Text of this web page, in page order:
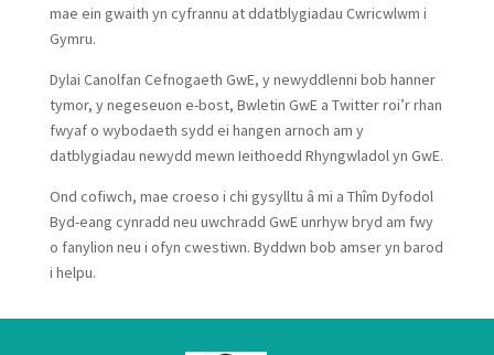
mae ein gwaith yn cyfrannu at ddatblygiadau Cwricwlwm i
Gymru.
Dylai Canolfan Cefnogaeth GwE, y newyddlenni bob hanner
tymor, y negeseuon e-bost, Bwletin GwE a Twitter roi’r rhan
fwyaf o wybodaeth sydd ei hangen arnoch am y
datblygiadau newydd mewn Ieithoedd Rhyngwladol yn GwE.
Ond cofiwch, mae croeso i chi gysylltu â mi a Thîm Dyfodol
Byd-eang cynradd neu uwchradd GwE unrhyw bryd am fwy
o fanylion neu i ofyn cwestiwn. Byddwn bob amser yn barod
i helpu.